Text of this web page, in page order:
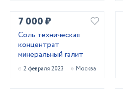
7 000 ₽
Соль техническая
концентрат
минеральный галит
2 февраля 2023 Москва